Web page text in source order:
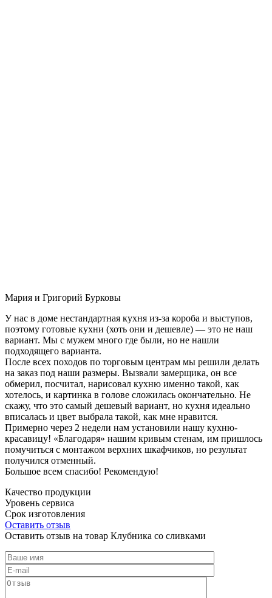
Мария и Григорий Бурковы
У нас в доме нестандартная кухня из-за короба и выступов,
поэтому готовые кухни (хоть они и дешевле) — это не наш
вариант. Мы с мужем много где были, но не нашли
подходящего варианта.
После всех походов по торговым центрам мы решили делать
на заказ под наши размеры. Вызвали замерщика, он все
обмерил, посчитал, нарисовал кухню именно такой, как
хотелось, и картинка в голове сложилась окончательно. Не
скажу, что это самый дешевый вариант, но кухня идеально
вписалась и цвет выбрала такой, как мне нравится.
Примерно через 2 недели нам установили нашу кухню-
красавицу! «Благодаря» нашим кривым стенам, им пришлось
помучиться с монтажом верхних шкафчиков, но результат
получился отменный.
Большое всем спасибо! Рекомендую!
Качество продукции
Уровень сервиса
Срок изготовления
Оставить отзыв
Оставить отзыв на товар Клубника со сливками